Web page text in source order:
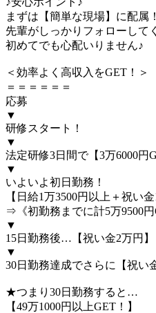
まずは【簡単な現場】に配属！
先輩がしっかりフォローして
初めてでも心配いりません♪
＜効率よく高収入をGET！＞
＝＝＝＝＝＝
応募
▼
研修スタート！
▼
法定研修3日間で【3万6000円
▼
いよいよ初日勤務！
【日給1万3500円以上＋祝い金
⇒《初勤務までに計5万9500円
▼
15日勤務後…【祝い金2万円】
▼
30日勤務達成でさらに【祝い
★つまり30日勤務すると…
【49万1000円以上GET！】